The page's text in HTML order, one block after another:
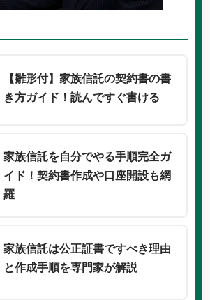
【雛形付】家族信託の契約書の書
き方ガイド！読んですぐ書ける
家族信託を自分でやる手順完全ガ
イド！契約書作成や口座開設も網
羅
家族信託は公正証書ですべき理由
と作成手順を専門家が解説